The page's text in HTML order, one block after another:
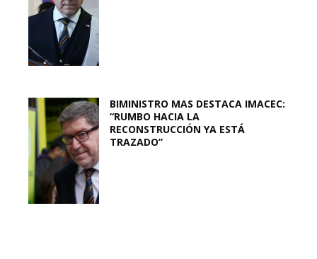
BIMINISTRO MAS DESTACA IMACEC:
“RUMBO HACIA LA
RECONSTRUCCIÓN YA ESTÁ
TRAZADO”